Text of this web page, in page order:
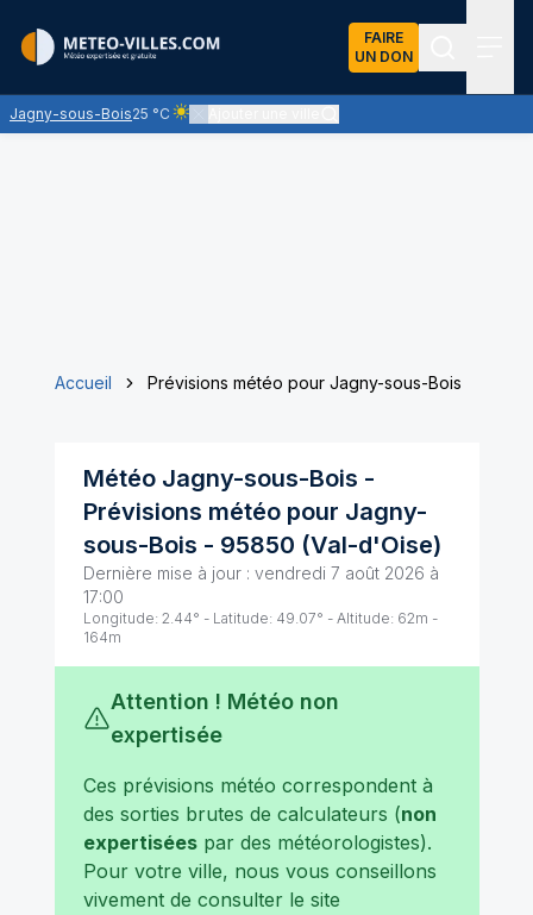
FAIRE
UN DON
Jagny-sous-Bois25 °C
Ciel clair - quasiment pas de nuages et un soleil
Accueil Prévisions météo pour Jagny-sous-Bois
Météo Jagny-sous-Bois -
Prévisions météo pour Jagny-
sous-Bois - 95850 (Val-d'Oise)
Dernière mise à jour : vendredi 7 août 2026 à
17:00
Longitude: 2.44° - Latitude: 49.07° - Altitude: 62m -
164m
Attention ! Météo non
expertisée
Ces prévisions météo correspondent à
des sorties brutes de calculateurs (non
expertiséespar des météorologistes).
Pour votre ville, nous vous conseillons
vivement de consulter le site